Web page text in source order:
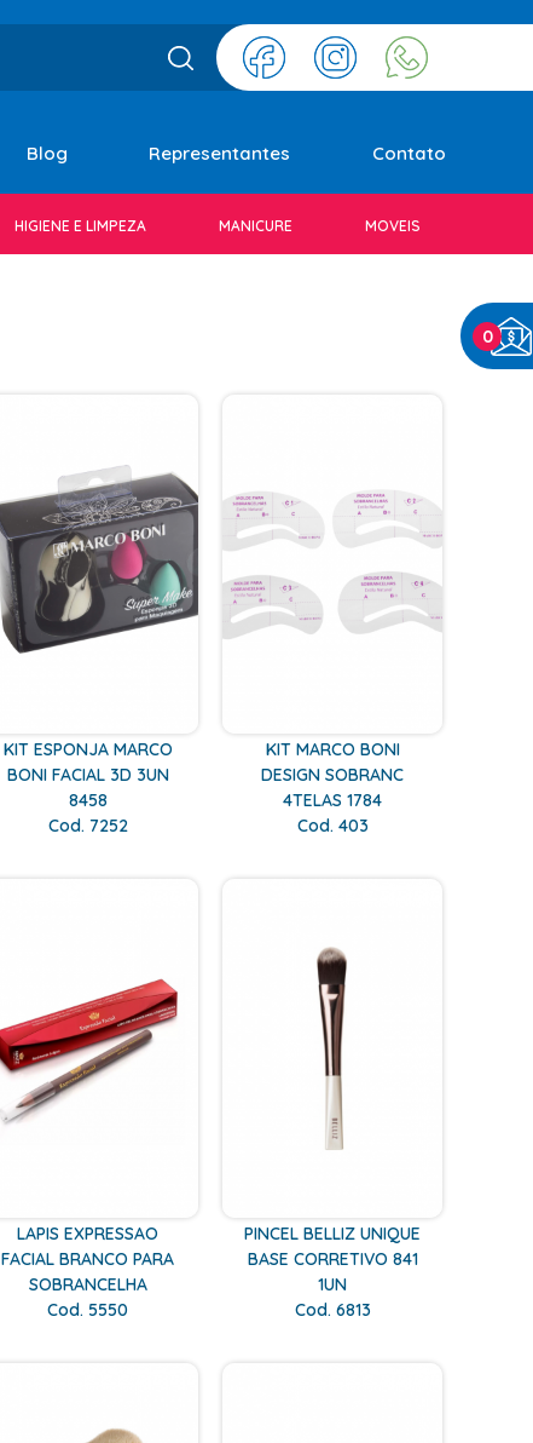
Blog Representantes Contato
HIGIENE E LIMPEZA MANICURE MOVEIS
0
KIT ESPONJA MARCO
BONI FACIAL 3D 3UN
8458
Cod. 7252
KIT MARCO BONI
DESIGN SOBRANC
4TELAS 1784
Cod. 403
LAPIS EXPRESSAO
FACIAL BRANCO PARA
SOBRANCELHA
Cod. 5550
PINCEL BELLIZ UNIQUE
BASE CORRETIVO 841
1UN
Cod. 6813